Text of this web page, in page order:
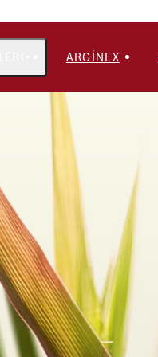
ARGINEX